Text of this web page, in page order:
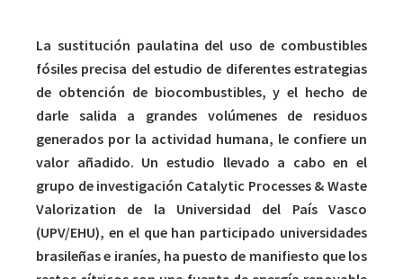
La sustitución paulatina del uso de combustibles
fósiles precisa del estudio de diferentes estrategias
de obtención de biocombustibles, y el hecho de
darle salida a grandes volúmenes de residuos
generados por la actividad humana, le confiere un
valor añadido. Un estudio llevado a cabo en el
grupo de investigación Catalytic Processes & Waste
Valorization de la Universidad del País Vasco
(UPV/EHU), en el que han participado universidades
brasileñas e iraníes, ha puesto de manifiesto que los